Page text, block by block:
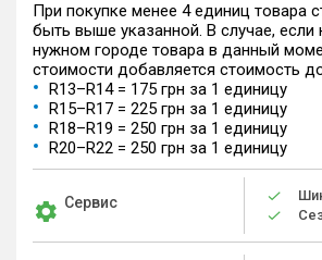
При покупке менее 4 единиц товара
быть выше указанной. В случае, если
нужном городе товара в данный
стоимости добавляется стоимость
R13–R14 = 175 грн за 1 единицу
R15–R17 = 225 грн за 1 единицу
R18–R19 = 250 грн за 1 единицу
R20–R22 = 250 грн за 1 единицу
Сервис